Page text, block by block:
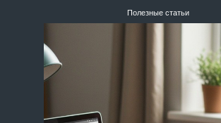
Полезные статьи